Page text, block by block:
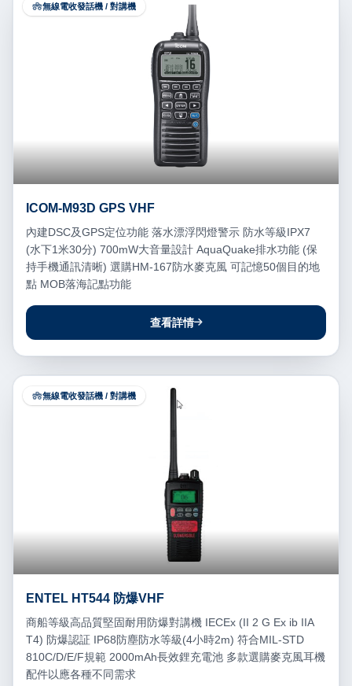
無線電收發話機 / 對講機
ICOM-M93D GPS VHF
內建DSC及GPS定位功能 落水漂浮閃燈警示 防水等級IPX7
(水下1米30分) 700mW大音量設計 AquaQuake排水功能 (保
持手機通訊清晰) 選購HM-167防水麥克風 可記憶50個目的地
點 MOB落海記點功能
查看詳情
無線電收發話機 / 對講機
ENTEL HT544 防爆VHF
商船等級高品質堅固耐用防爆對講機 IECEx (II 2 G Ex ib IIA
T4) 防爆認証 IP68防塵防水等級(4小時2m) 符合MIL-STD
810C/D/E/F規範 2000mAh長效鋰充電池 多款選購麥克風耳機
配件以應各種不同需求